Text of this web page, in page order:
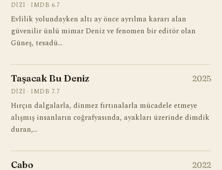
DIZI · IMDB 6.7
Evlilik yolundayken altı ay önce ayrılma kararı alan
güvenilir ünlü mimar Deniz ve fenomen bir editör olan
Güneş, tesadü…
Taşacak Bu Deniz 2025
DIZI · IMDB 7.7
Hırçın dalgalarla, dinmez fırtınalarla mücadele etmeye
alışmış insanların coğrafyasında, ayakları üzerinde dimdik
duran,…
Cabo 2022